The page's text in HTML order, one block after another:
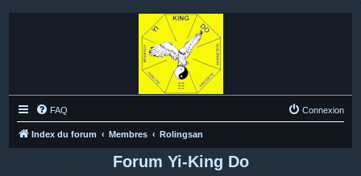
FAQ Connexion
Index du forum Membres Rolingsan
Forum Yi-King Do